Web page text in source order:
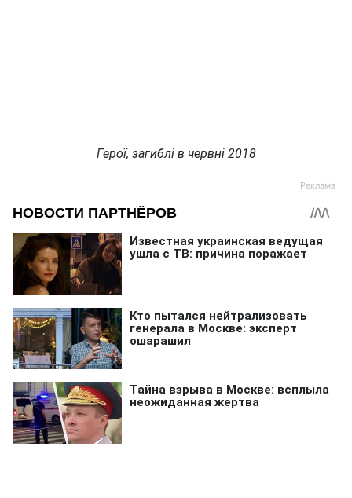
Герої, загиблі в червні 2018